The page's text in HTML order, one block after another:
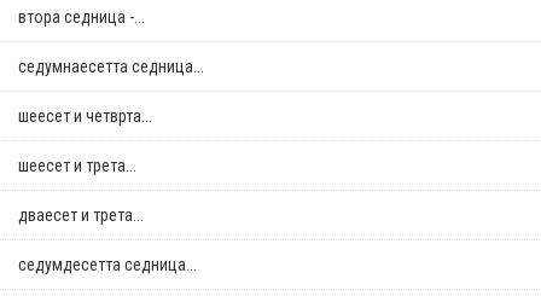
втора седница -...
седумнаесетта седница...
шеесет и четврта...
шеесет и трета...
дваесет и трета...
седумдесетта седница...